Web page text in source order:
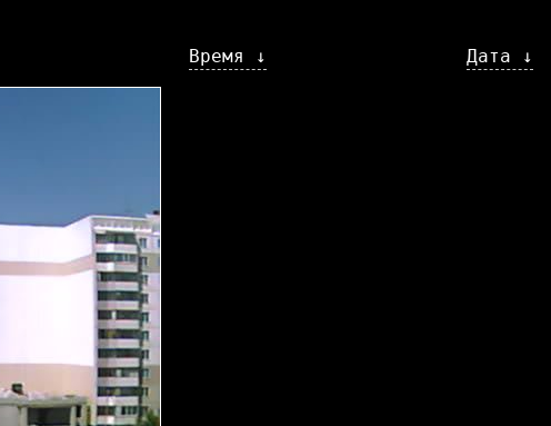
Дата ↓
Время ↓